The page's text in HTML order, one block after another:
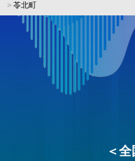
苓北町
＜